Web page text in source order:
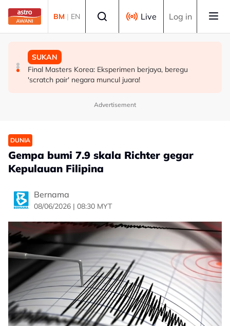
Skip to main content
BM | EN Live Log in
MALAYSIA
Sektor swasta digesa perluas peluang kerjaya kedua
veteran tentera - Wan Azizah
MALAYSIA
PM beri komitmen persempadanan DUN Sarawak, minta
laporan SPR - Fahmi
SUKAN
Final Masters Korea: Eksperimen berjaya, beregu
'scratch pair' negara muncul juara!
Advertisement
DUNIA
Gempa bumi 7.9 skala Richter gegar
Kepulauan Filipina
Bernama
08/06/2026 | 08:30 MYT